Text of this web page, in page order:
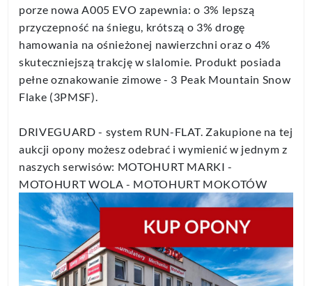
porze nowa A005 EVO zapewnia: o 3% lepszą
przyczepność na śniegu, krótszą o 3% drogę
hamowania na ośnieżonej nawierzchni oraz o 4%
skuteczniejszą trakcję w slalomie. Produkt posiada
pełne oznakowanie zimowe - 3 Peak Mountain Snow
Flake (3PMSF).
DRIVEGUARD - system RUN-FLAT. Zakupione na tej
aukcji opony możesz odebrać i wymienić w jednym z
naszych serwisów: MOTOHURT MARKI -
MOTOHURT WOLA - MOTOHURT MOKOTÓW